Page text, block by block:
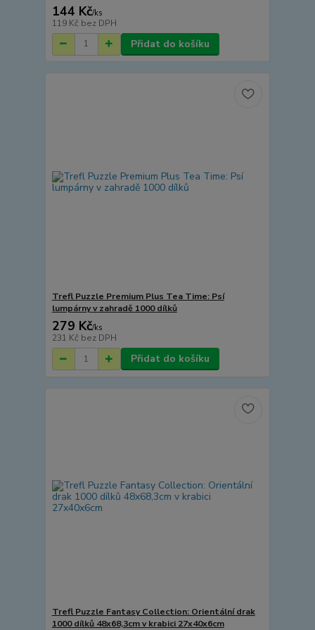
144 Kč/ks
119 Kč bez DPH
Přidat do košíku
Trefl Puzzle Premium Plus Tea Time: Psí
lumpárny v zahradě 1000 dílků
279 Kč/ks
231 Kč bez DPH
Přidat do košíku
Trefl Puzzle Fantasy Collection: Orientální drak
1000 dílků 48x68,3cm v krabici 27x40x6cm